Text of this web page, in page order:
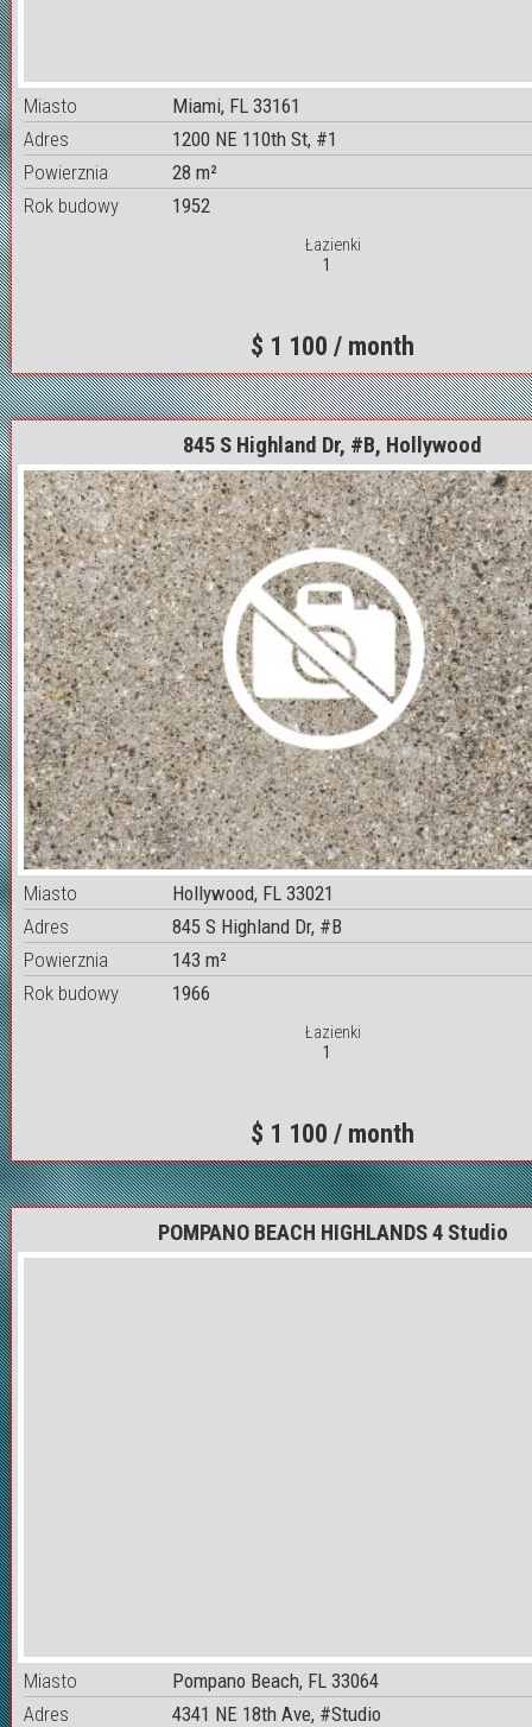
Miasto
Miami, FL 33161
Adres
1200 NE 110th St, #1
Powierznia
28 m²
Rok budowy
1952
Łazienki
1
$ 1 100 / month
845 S Highland Dr, #B, Hollywood
Miasto
Hollywood, FL 33021
Adres
845 S Highland Dr, #B
Powierznia
143 m²
Rok budowy
1966
Łazienki
1
$ 1 100 / month
POMPANO BEACH HIGHLANDS 4 Studio
Miasto
Pompano Beach, FL 33064
Adres
4341 NE 18th Ave, #Studio